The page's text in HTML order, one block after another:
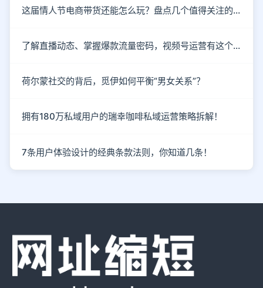
这届情人节电商带货还能怎么玩？盘点几个值得关注的新趋势
了解直播动态、掌握爆款流量密码，视频号运营有这个就够了！
荷尔蒙社交的背后，觅伊如何平衡“男女关系”？
拥有180万私域用户的瑞幸咖啡私域运营策略拆解！
7条用户体验设计的经典条款法则，你知道几条！